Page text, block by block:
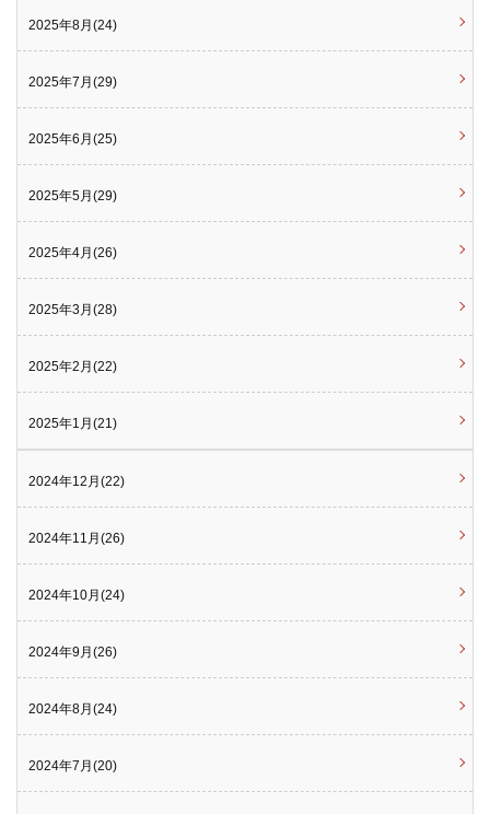
2025年8月(24)
2025年7月(29)
2025年6月(25)
2025年5月(29)
2025年4月(26)
2025年3月(28)
2025年2月(22)
2025年1月(21)
2024年12月(22)
2024年11月(26)
2024年10月(24)
2024年9月(26)
2024年8月(24)
2024年7月(20)